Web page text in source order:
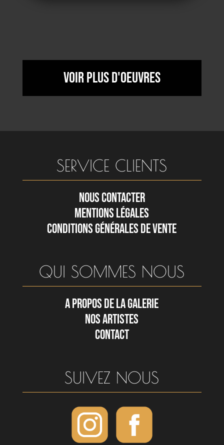
Voir plus d'oeuvres
SERVICE CLIENTS
NOUS CONTACTER
MENTIONS LÉGALES
CONDITIONS GÉNÉRALES DE VENTE
QUI SOMMES NOUS
A PROPOS DE LA GALERIE
NOS ARTISTES
CONTACT
SUIVEZ NOUS